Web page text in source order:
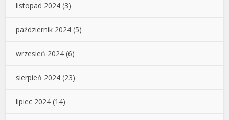
listopad 2024 (3)
październik 2024 (5)
wrzesień 2024 (6)
sierpień 2024 (23)
lipiec 2024 (14)